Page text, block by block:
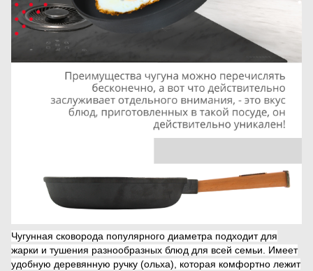
Чугунная сковорода популярного диаметра подходит для
жарки и тушения разнообразных блюд для всей семьи. Имеет
удобную деревянную ручку (ольха), которая комфортно лежит